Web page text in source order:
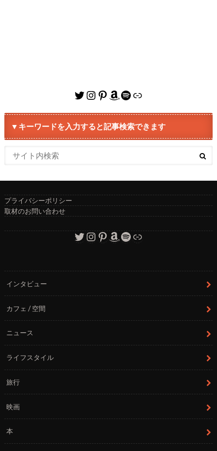
Twitter
Instagram
Pinterest
Amazon
Spotify
リンク
▼キーワードを入力すると記事検索できます
プライバシーポリシー
取材のお問い合わせ
Twitter
Instagram
Pinterest
Amazon
Spotify
リンク
インタビュー
カフェ / 空間
ニュース
ライフスタイル
旅行
映画
本